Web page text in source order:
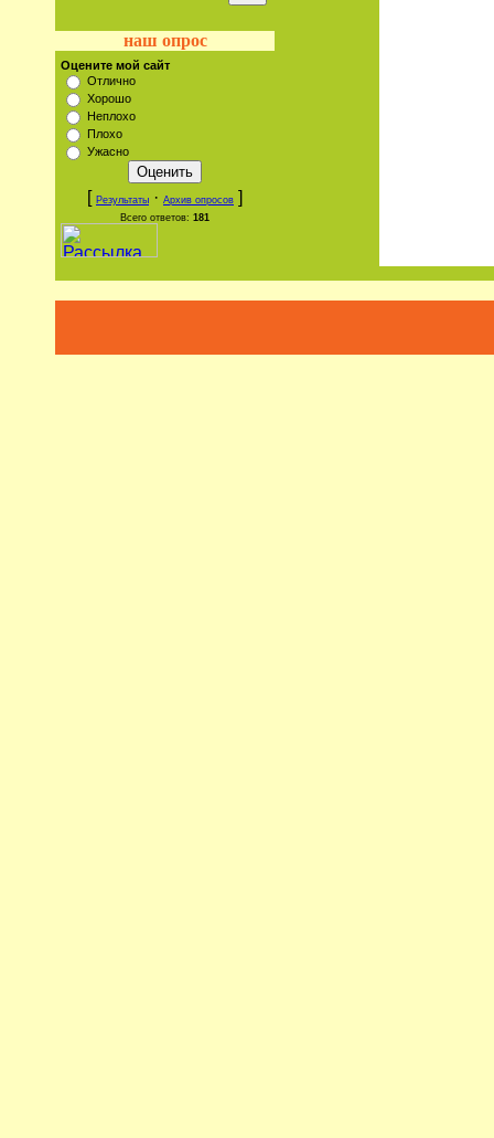
наш опрос
Оцените мой сайт
Отлично
Хорошо
Неплохо
Плохо
Ужасно
[ Результаты · Архив опросов ]
Всего ответов: 181